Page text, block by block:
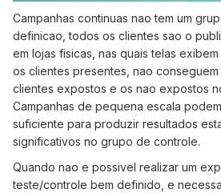
Campanhas continuas nao tem um
definicao, todos os clientes sao o
em lojas fisicas, nas quais telas
os clientes presentes, nao
clientes expostos e os nao expostos
Campanhas de pequena escala
suficiente para produzir resultados
significativos no grupo de controle.
Quando nao e possivel realizar um
teste/controle bem definido, e